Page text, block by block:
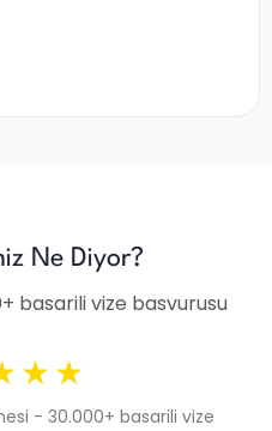
Ne Diyor?
basarili vize basvurusu
- 30.000+ basarili vize